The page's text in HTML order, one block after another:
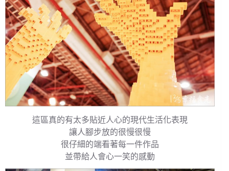
這區真的有太多貼近人心的現代生活化表現
讓人腳步放的很慢很慢
很仔細的端看著每一件作品
並帶給人會心一笑的感動